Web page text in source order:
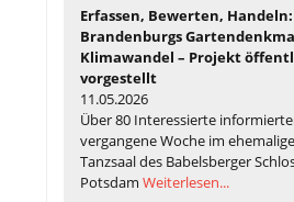
Erfassen, Bewerten, Handeln:
Brandenburgs
Klimawandel – Projekt
vorgestellt
11.05.2026
Über 80 Interessierte
vergangene Woche im
Tanzsaal des Babelsberger
Potsdam Weiterlesen...